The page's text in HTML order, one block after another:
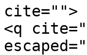
cite="">
<q